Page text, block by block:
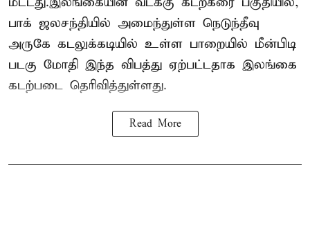
பாக் ஜலசந்தியில் அமைந்துள்ள நெடுந்தீவு
அருகே கடலுக்கடியில் உள்ள பாறையில் மீன்பிடி
படகு மோதி இந்த விபத்து ஏற்பட்டதாக இலங்கை
கடற்படை தெரிவித்துள்ளது.
Read More